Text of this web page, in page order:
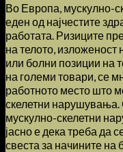
Во Европа, мускулно-
еден од најчестите
работата. Ризиците
на телото,
или болни позиции на
на големи товари, се
работното место што
скелетни нарушувања.
мускулно-скелетни
јасно е дека треба да
свеста за начините на